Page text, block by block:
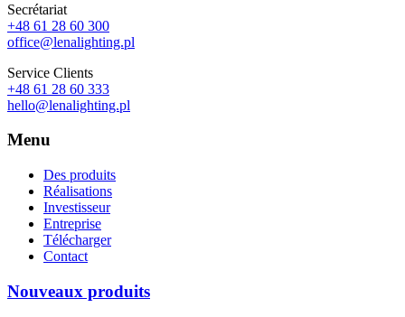
Secrétariat
+48 61 28 60 300
office@lenalighting.pl
Service Clients
+48 61 28 60 333
hello@lenalighting.pl
Menu
Des produits
Réalisations
Investisseur
Entreprise
Télécharger
Contact
Nouveaux produits